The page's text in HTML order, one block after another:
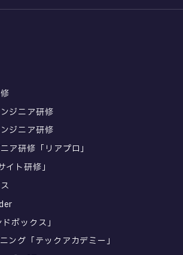
ジニア研修
ジニア研修
ア研修「リアプロ」
ト研修」
ボックス」
ング「テックアカデミー」